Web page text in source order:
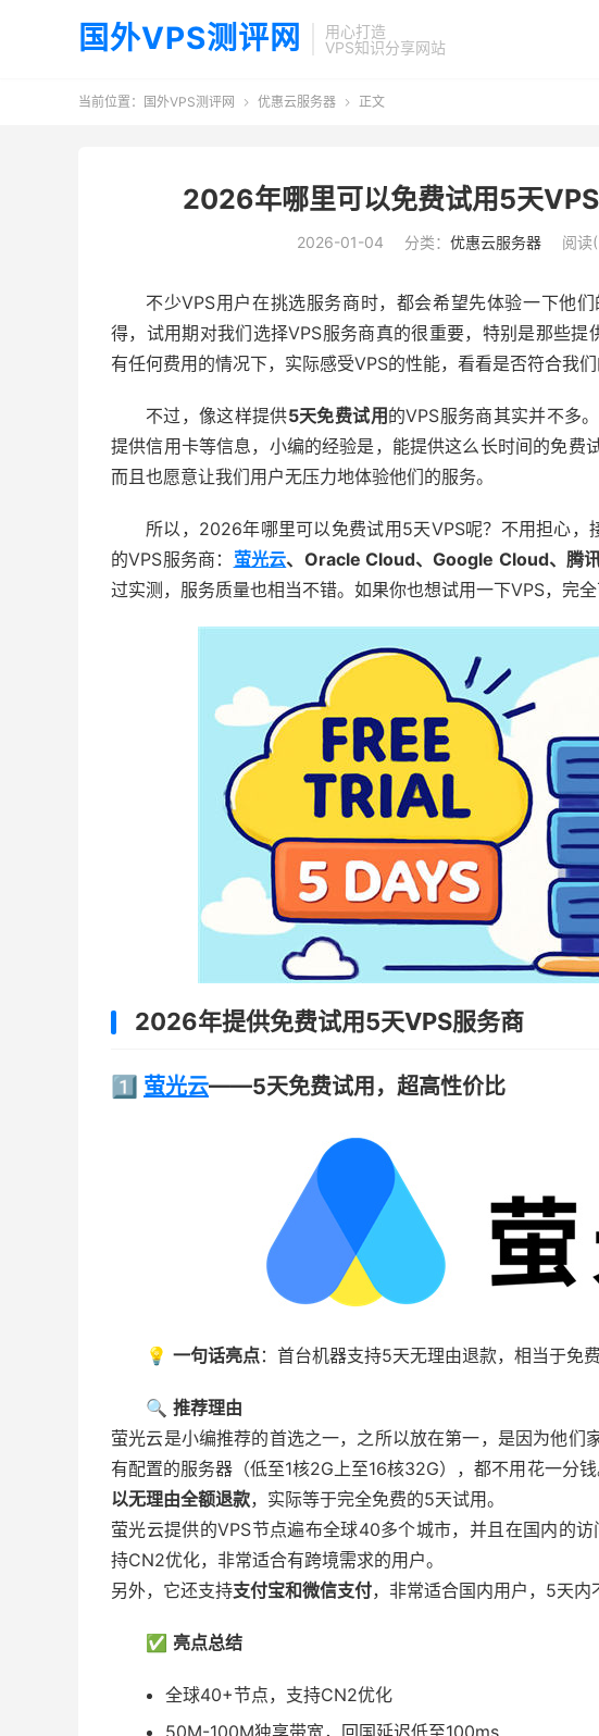
国外VPS测评网
用心打造
VPS知识分享网站
当前位置： 国外VPS测评网  优惠云服务器  正文
2026年哪里可以免费试用5天
2026-01-04 分类： 优惠云服务器 阅读
不少VPS用户在挑选服务商时，都会希望先体验一下他
得，试用期对我们选择VPS服务商真的很重要，特别是那些提
有任何费用的情况下，实际感受VPS的性能，看看是否符合我们
不过，像这样提供5天免费试用 的VPS服务商其实并不多
提供信用卡等信息，小编的经验是，能提供这么长时间的免费
而且也愿意让我们用户无压力地体验他们的服务。
所以，2026年哪里可以免费试用5天VPS呢？不用担心，
的VPS服务商： 萤光云、Oracle Cloud、Google Cloud、腾
过实测，服务质量也相当不错。如果你也想试用一下VPS，完全
2026年提供免费试用5天VPS服务商
1️⃣ 萤光云——5天免费试用，超高性价比
💡 一句话亮点：首台机器支持5天无理由退款，相当于免
🔍 推荐理由
萤光云是小编推荐的首选之一，之所以放在第一，是因为他们
有配置的服务器（低至1核2G上至16核32G），都不用花一分
以无理由全额退款，实际等于完全免费的5天试用。
萤光云提供的VPS节点遍布全球40多个城市，并且在国内的访
持CN2优化，非常适合有跨境需求的用户。
另外，它还支持支付宝和微信支付，非常适合国内用户，5天内
✅ 亮点总结
全球40+节点，支持CN2优化
50M-100M独享带宽，回国延迟低至100ms